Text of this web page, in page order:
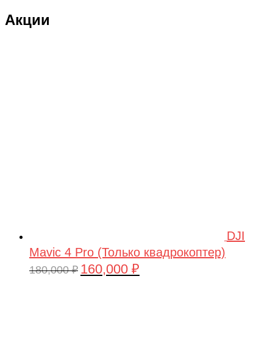
Акции
DJI
Mavic 4 Pro (Только квадрокоптер)
180,000₽ Первоначальная
160,000 ₽